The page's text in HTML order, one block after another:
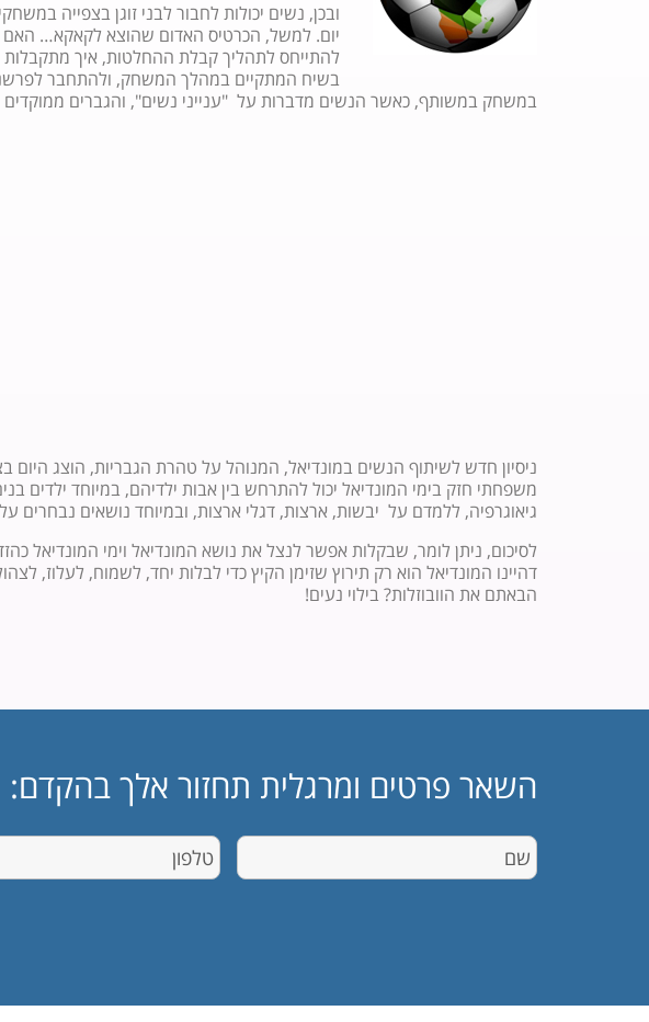
ובכן, נשים יכולות לחבור לבני זוגן בצפייה
יום. למשל, הכרטיס האדום שהוצא לקאקא… האם
להתייחס לתהליך קבלת ההחלטות, איך
בשיח המתקיים במהלך המשחק, ולהתחבר
במשחק במשותף, כאשר הנשים מדברות על "ענייני נשים", והגברים
ניסיון חדש לשיתוף הנשים במונדיאל, המנוהל על טהרת הגבריות, הוצג היום
משפחתי חזק בימי המונדיאל יכול להתרחש בין אבות ילדיהם, במיוחד ילדים
גיאוגרפיה, ללמדם על יבשות, ארצות, דגלי ארצות, ובמיוחד נושאים נבחרים
לסיכום, ניתן לומר, שבקלות אפשר לנצל את נושא המונדיאל וימי המונדיאל
דהיינו המונדיאל הוא רק תירוץ שזימן הקיץ כדי לבלות יחד, לשמוח,
הבאתם את הוובוזלות? בילוי נעים!
השאר פרטים ומרגלית תחזור אלך בהקדם: